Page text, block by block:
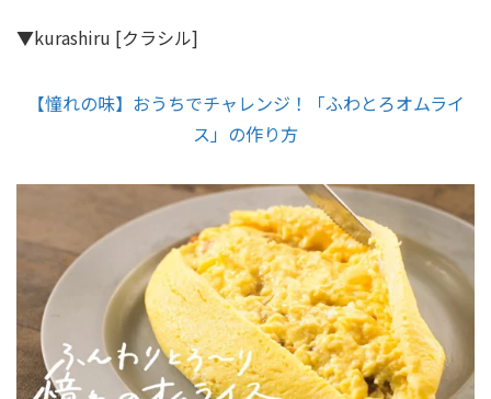
▼kurashiru [クラシル]
【憧れの味】おうちでチャレンジ！「ふわとろオムライ
ス」の作り方